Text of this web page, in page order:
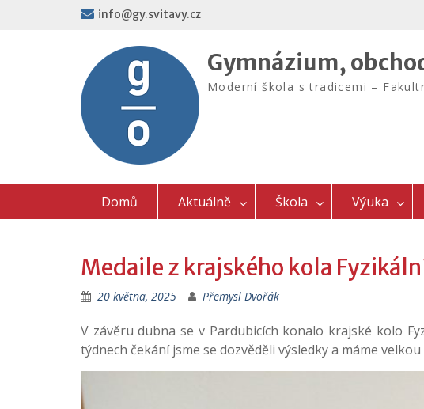
info@gy.svitavy.cz
Gymnázium,
Moderní škola s tradicemi –
Domů Aktuálně Škola Výuka
Medaile z krajského kola
20 května, 2025 Přemysl Dvořák
V závěru dubna se v Pardubicích konalo krajské kolo
týdnech čekání jsme se dozvěděli výsledky a máme